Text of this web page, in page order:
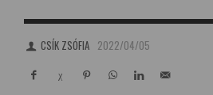
CSÍK ZSÓFIA 2022/04/05